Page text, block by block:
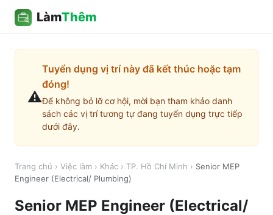
LàmThêm
⚠️
Tuyển dụng vị trí này đã kết thúc hoặc tạm
đóng!
Để không bỏ lỡ cơ hội, mời bạn tham khảo danh
sách các vị trí tương tự đang tuyển dụng trực tiếp
dưới đây.
Trang chủ › Việc làm › Khác › TP. Hồ Chí Minh › Senior MEP
Engineer (Electrical/ Plumbing)
Senior MEP Engineer (Electrical/